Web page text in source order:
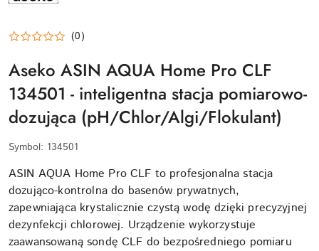
(0)
Aseko ASIN AQUA Home Pro CLF
134501 - inteligentna stacja pomiarowo-
dozująca (pH/Chlor/Algi/Flokulant)
Symbol: 134501
ASIN AQUA Home Pro CLF to profesjonalna stacja
dozująco-kontrolna do basenów prywatnych,
zapewniająca krystalicznie czystą wodę dzięki precyzyjnej
dezynfekcji chlorowej. Urządzenie wykorzystuje
zaawansowaną sondę CLF do bezpośredniego pomiaru